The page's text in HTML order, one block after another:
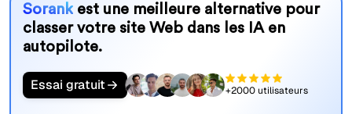
Sorankest une meilleure alternative pour
classer votre site Web dans les IA en
autopilote.
Essai gratuit +2000 utilisateurs